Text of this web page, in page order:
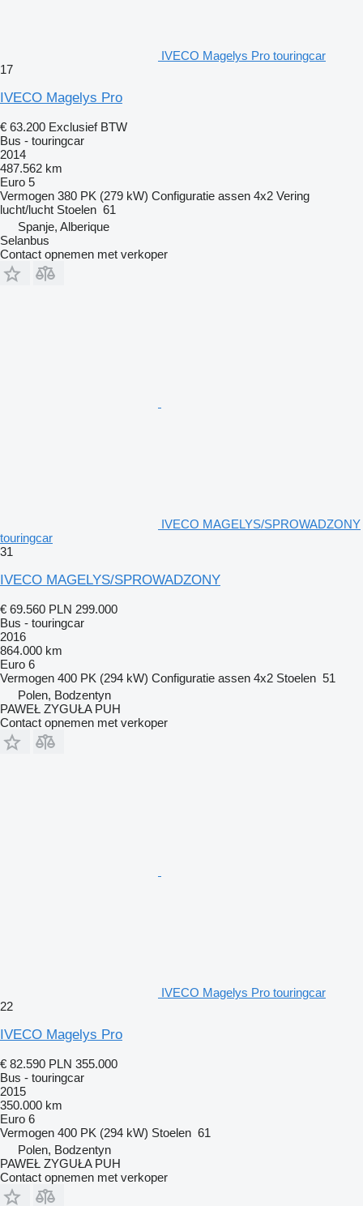
IVECO Magelys Pro touringcar
17
IVECO Magelys Pro
€ 63.200 Exclusief BTW
Bus - touringcar
2014
487.562 km
Euro 5
Vermogen 380 PK (279 kW) Configuratie assen 4x2 Vering
lucht/lucht Stoelen 61
Spanje, Alberique
Selanbus
Contact opnemen met verkoper
IVECO MAGELYS/SPROWADZONY
touringcar
31
IVECO MAGELYS/SPROWADZONY
€ 69.560 PLN 299.000
Bus - touringcar
2016
864.000 km
Euro 6
Vermogen 400 PK (294 kW) Configuratie assen 4x2 Stoelen 51
Polen, Bodzentyn
PAWEŁ ZYGUŁA PUH
Contact opnemen met verkoper
IVECO Magelys Pro touringcar
22
IVECO Magelys Pro
€ 82.590 PLN 355.000
Bus - touringcar
2015
350.000 km
Euro 6
Vermogen 400 PK (294 kW) Stoelen 61
Polen, Bodzentyn
PAWEŁ ZYGUŁA PUH
Contact opnemen met verkoper